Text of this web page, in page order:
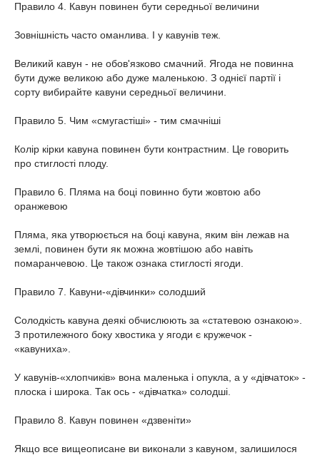
Правило 4. Кавун повинен бути середньої величини
Зовнішність часто оманлива. І у кавунів теж.
Великий кавун - не обов'язково смачний. Ягода не повинна
бути дуже великою або дуже маленькою. З однієї партії і
сорту вибирайте кавуни середньої величини.
Правило 5. Чим «смугастіші» - тим смачніші
Колір кірки кавуна повинен бути контрастним. Це говорить
про стиглості плоду.
Правило 6. Пляма на боці повинно бути жовтою або
оранжевою
Пляма, яка утворюється на боці кавуна, яким він лежав на
землі, повинен бути як можна жовтішою або навіть
помаранчевою. Це також ознака стиглості ягоди.
Правило 7. Кавуни-«дівчинки» солодший
Солодкість кавуна деякі обчислюють за «статевою ознакою».
З протилежного боку хвостика у ягоди є кружечок -
«кавуниха».
У кавунів-«хлопчиків» вона маленька і опукла, а у «дівчаток» -
плоска і широка. Так ось - «дівчатка» солодші.
Правило 8. Кавун повинен «дзвеніти»
Якщо все вищеописане ви виконали з кавуном, залишилося